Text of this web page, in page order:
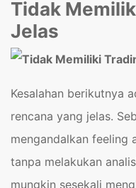
Tidak
Jelas
Kesalahan berikutnya
rencana yang jelas.
mengandalkan feeling
tanpa melakukan
mungkin sesekali